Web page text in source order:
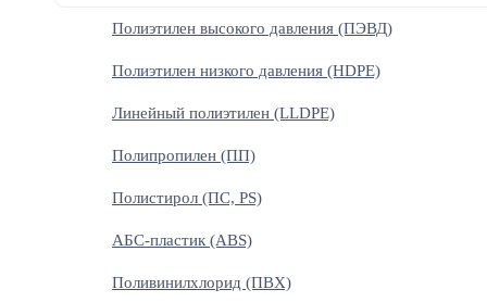
Полиэтилен высокого давления (ПЭВД)
Полиэтилен низкого давления (HDPE)
Линейный полиэтилен (LLDPE)
Полипропилен (ПП)
Полистирол (ПС, PS)
АБС-пластик (ABS)
Поливинилхлорид (ПВХ)